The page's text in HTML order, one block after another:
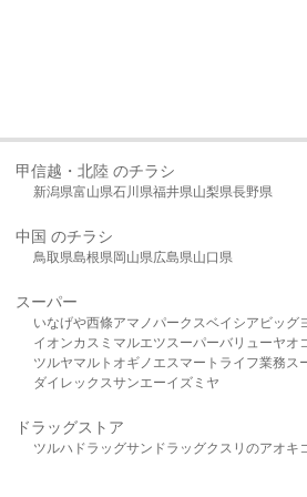
甲信越・北陸 のチラシ
新潟県富山県石川県福井県山梨県長野県
中国 のチラシ
鳥取県島根県岡山県広島県山口県
スーパー
いなげや西條アマノパークスベイシア ビッグ
イオンカスミ マルエツスーパーバリューヤオ
ツルヤマルト オギノ エスマート ライフ業務ス
ダイレックスサンエーイズミヤ
ドラッグストア
ツルハドラッグサンドラッグクスリのアオキ